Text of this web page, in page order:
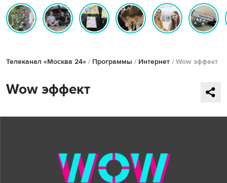
Телеканал «Москва 24» / Программы / Интернет / Wow эффект
Wow эффект